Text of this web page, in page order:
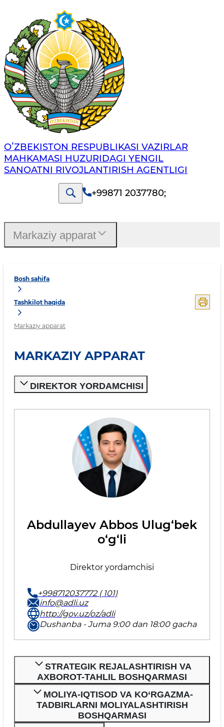
OʻZBEKISTON RESPUBLIKASI VAZIRLAR
MAHKAMASI HUZURIDAGI YENGIL
SANOATNI RIVOJLANTIRISH AGENTLIGI
+99871 2037780;
Bosh sahifa
Tashkilot haqida
Markaziy apparat
MARKAZIY APPARAT
DIREKTOR YORDAMCHISI
Abdullayev Abbos Ulug‘bek
o‘g‘li
Direktor yordamchisi
+998712037772 ( 101)
info@adli.uz
http://gov.uz/oz/adli
Dushanba - Juma 9:00 dan 18:00 gacha
STRATEGIK REJALASHTIRISH VA
AXBOROT-TAHLIL BOSHQARMASI
MOLIYA-IQTISOD VA KO‘RGAZMA-
TADBIRLARNI MOLIYALASHTIRISH
BOSHQARMASI
Markaziy apparat